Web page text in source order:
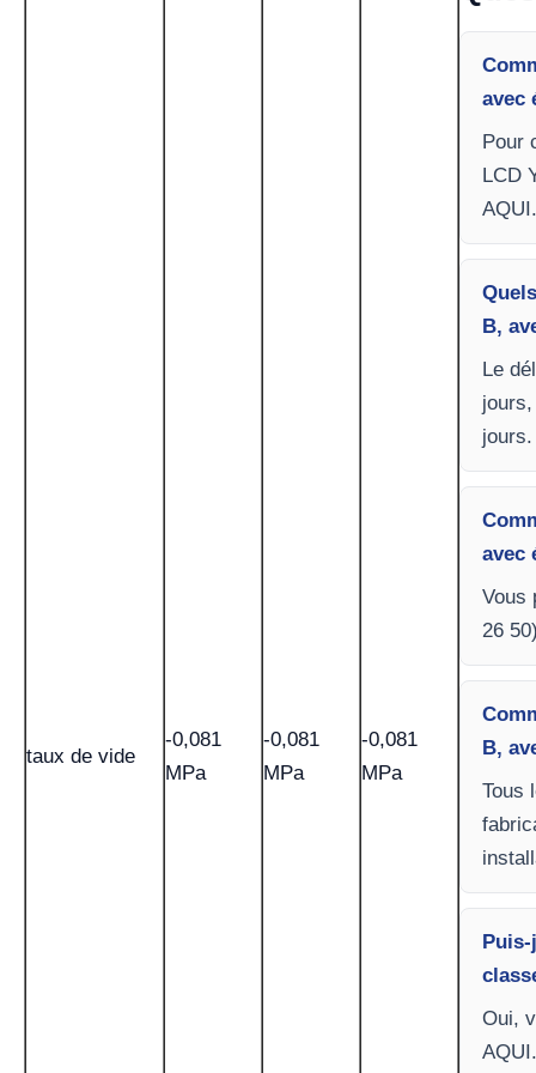
taux de vide
-0,081
MPa
-0,081
MPa
-0,081
MPa
avec
Pour
LCD
AQUI.
B,
Le
jours.
avec
Vous
26
B,
Tous
Oui,
AQUI.